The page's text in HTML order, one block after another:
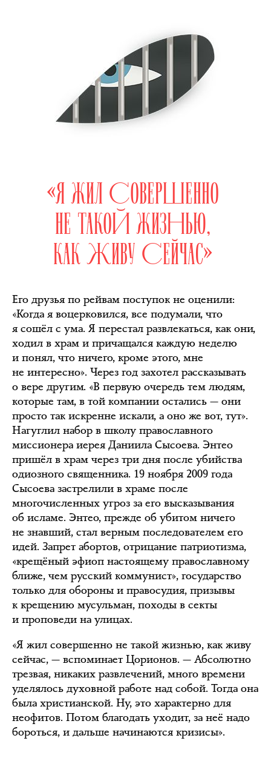
«Я ЖИЛ СОВЕРШЕННО
НЕ ТАКОЙ ЖИЗНЬЮ,
КАК ЖИВУ СЕЙЧАС»
Его друзья по рейвам поступок не оценили:
«Когда я воцерковился, все подумали, что
я сошёл с ума. Я перестал развлекаться, как они,
ходил в храм и причащался каждую неделю
и понял, что ничего, кроме этого, мне
не интересно». Через год захотел рассказывать
о вере другим. «В первую очередь тем людям,
которые там, в той компании остались — они
просто так искренне искали, а оно же вот, тут».
Нагуглил набор в школу православного
миссионера иерея Даниила Сысоева. Энтео
пришёл в храм через три дня после убийства
одиозного священника. 19 ноября 2009 года
Сысоева застрелили в храме после
многочисленных угроз за его высказывания
об исламе. Энтео, прежде об убитом ничего
не знавший, стал верным последователем его
идей. Запрет абортов, отрицание патриотизма,
«крещёный эфиоп настоящему православному
ближе, чем русский коммунист», государство
только для обороны и правосудия, призывы
к крещению мусульман, походы в секты
и проповеди на улицах.
«Я жил совершенно не такой жизнью, как живу
сейчас, — вспоминает Цорионов. — Абсолютно
трезвая, никаких развлечений, много времени
уделялось духовной работе над собой. Тогда она
была христианской. Ну, это характерно для
неофитов. Потом благодать уходит, за неё надо
бороться, и дальше начинаются кризисы».